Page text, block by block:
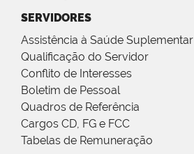
SERVIDORES
Assistência à Saúde Suplementar
Qualificação do Servidor
Conflito de Interesses
Boletim de Pessoal
Quadros de Referência
Cargos CD, FG e FCC
Tabelas de Remuneração